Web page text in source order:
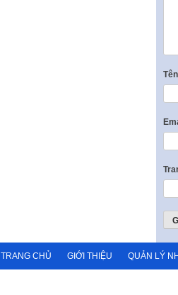
Tên
TRANG CHỦ GIỚI THIỆU QUẢN LÝ